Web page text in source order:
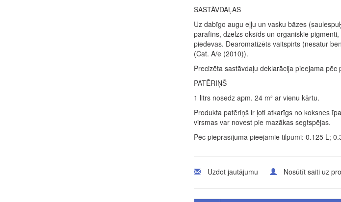
SASTĀVDAĻAS
Uz dabīgo augu eļļu un vasku bāzes
parafīns, dzelzs oksīds un organiskie
piedevas. Dearomatizēts vaitspirts (nesatur
(Cat. A/e (2010)).
Precizēta sastāvdaļu deklarācija pieejama pēc
PATĒRIŅŠ
1 litrs nosedz apm. 24 m² ar vienu kārtu.
Produkta patēriņš ir ļoti atkarīgs no koksnes
virsmas var novest pie mazākas segtspējas.
Pēc pieprasījuma pieejamie tilpumi: 0.125 L;
Uzdot jautājumu Nosūtīt saiti uz